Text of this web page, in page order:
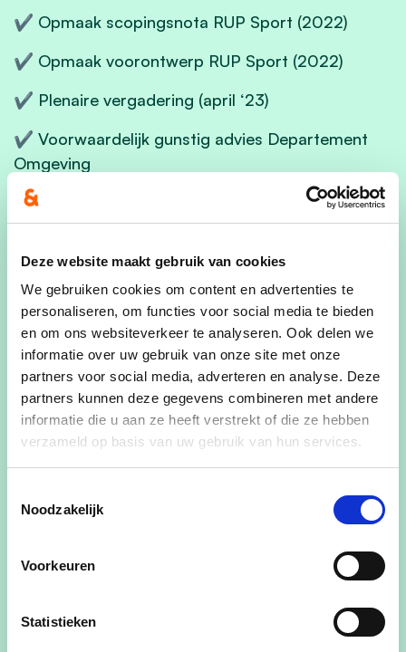
Deze website maakt gebruik van cookies
We gebruiken cookies om content en advertenties te
personaliseren, om functies voor social media te bieden
en om ons websiteverkeer te analyseren. Ook delen we
informatie over uw gebruik van onze site met onze
partners voor social media, adverteren en analyse. Deze
partners kunnen deze gegevens combineren met andere
informatie die u aan ze heeft verstrekt of die ze hebben
verzameld op basis van uw gebruik van hun services.
Noodzakelijk
Voorkeuren
Statistieken
✔ Opmaak scopingsnota RUP Sport (2022)
✔ Opmaak voorontwerp RUP Sport (2022)
✔ Plenaire vergadering (april ‘23)
✔ Voorwaardelijk gunstig advies Departement
Omgeving
✔ Gunstig advies Provincie Vlaams-Brabant
gemeenteraad (2023)
✖ Negatief advies Departement Omgeving
(2023)
✔ Gunstig advies Provincie Vlaams-Brabant
(2023)
✔ Definitieve vaststelling RUP Sport in de
gemeenteraad (mei 2024)
✖ Vernietiging Departement Omgeving (juli
2024)
Bij de meerderheidspartijen LVB en cd&v-plus